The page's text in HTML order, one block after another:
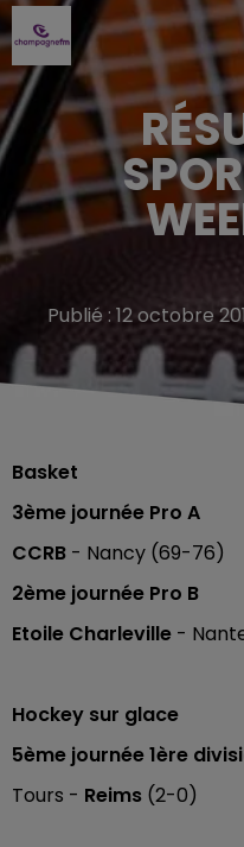
Publié : 12 octobre
Basket
3ème journée Pro A
CCRB - Nancy (69-76)
2ème journée Pro B
Etoile Charleville -
Hockey sur glace
5ème journée 1ère
Tours - Reims (2-0)